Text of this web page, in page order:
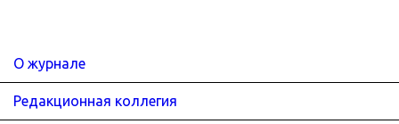
О журнале
Редакционная коллегия